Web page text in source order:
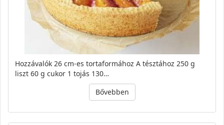
Hozzávalók 26 cm-es tortaformához A tésztához 250 g
liszt 60 g cukor 1 tojás 130…
Bővebben